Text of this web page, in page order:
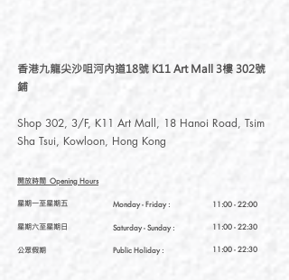
11:00 - 22:00
11:00 - 22:30
11:00 - 22:30
香港九龍尖沙咀河內道18號 K11 Art Mall 3樓 302號
鋪
Shop 302, 3/F, K11 Art Mall, 18 Hanoi Road, Tsim
Sha Tsui, Kowloon, Hong Kong
開放時間 Opening Hours
星期一至星期五
星期六至星期日
公眾假期
Monday - Friday :
Saturday- Sunday :
Public Holiday :